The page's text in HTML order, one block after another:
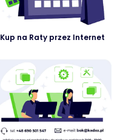
Kup na Raty przez Internet